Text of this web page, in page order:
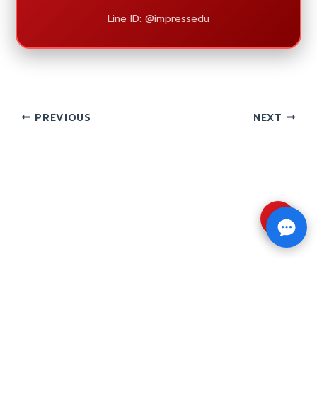
Line ID: @impressedu
PREVIOUS NEXT
⇧